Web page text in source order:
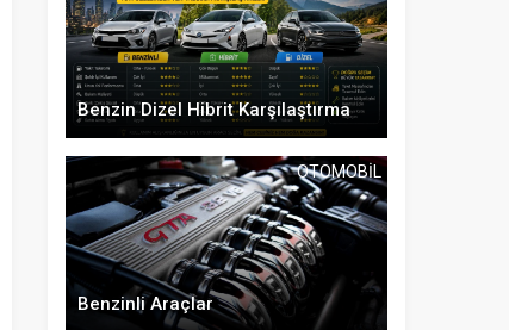
Benzin Dizel Hibrit Karşılaştırma
OTOMOBIL
Benzinli Araçlar